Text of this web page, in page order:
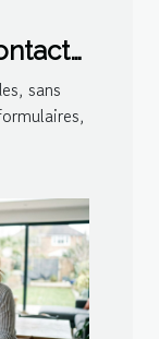
sans